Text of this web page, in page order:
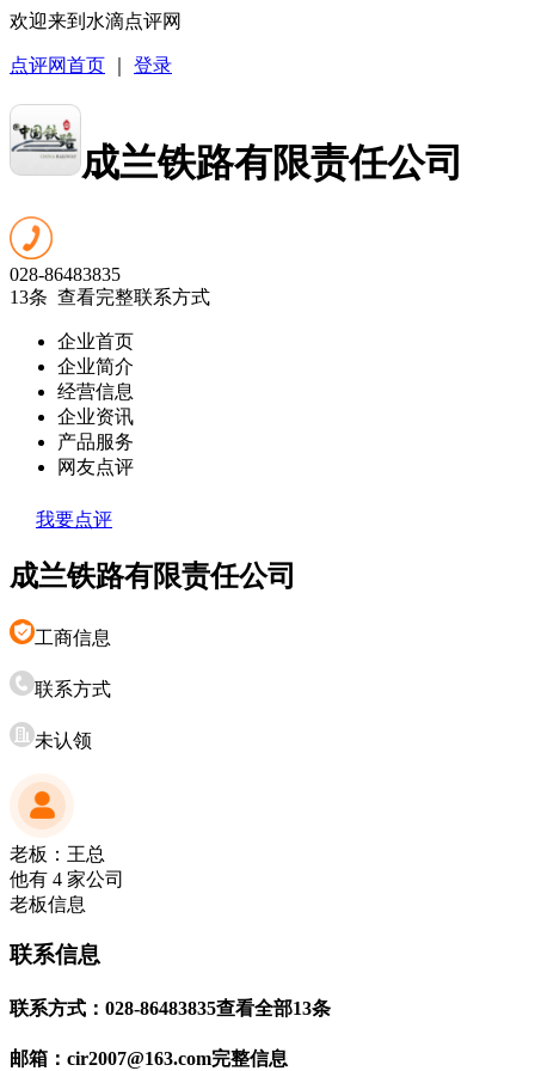
欢迎来到水滴点评网
点评网首页 登录
成兰铁路有限责任公司
028-86483835
13条 查看完整联系方式
企业首页
企业简介
经营信息
企业资讯
产品服务
网友点评
我要点评
成兰铁路有限责任公司
工商信息
联系方式
未认领
老板：王总
他有 4 家公司
老板信息
联系信息
联系方式： 028-86483835查看全部13条
邮箱： cir2007@163.com完整信息